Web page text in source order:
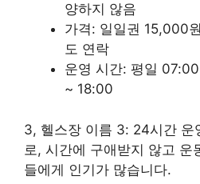
양하지 않음
가격: 일일권 15,000
도 연락
운영 시간: 평일
~ 18:00
3, 헬스장 이름 3: 24시간 운
로, 시간에 구애받지 않고 운
들에게 인기가 많습니다.